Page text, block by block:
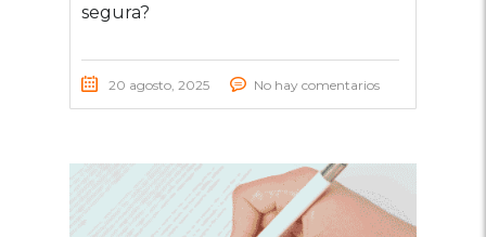
segura?
20 agosto, 2025 No hay comentarios